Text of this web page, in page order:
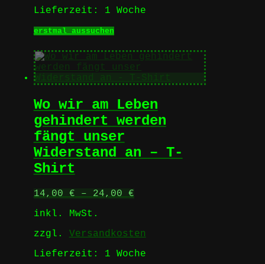
Lieferzeit: 1 Woche
erstmal aussuchenDieses
weist
mehrere
Varianten
auf.
Optionen
können
auf
der
Produktseite
gewählt
Wo wir am Leben
gehindert werden
fängt unser
Widerstand an – T-
Shirt
14,00 € – 24,00 €
inkl. MwSt.
zzgl. Versandkosten
Lieferzeit: 1 Woche